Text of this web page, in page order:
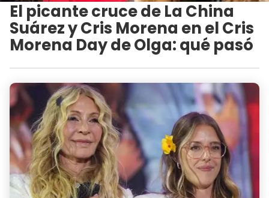
El picante cruce de La China
Suárez y Cris Morena en el Cris
Morena Day de Olga: qué pasó